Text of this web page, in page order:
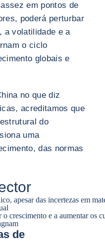
em pontos de
poderá perturbar
a volatilidade e a
o ciclo
globais e
no que diz
acreditamos que
do
uma
das normas
apesar das incertezas em
crescimento e a aumentar os
de